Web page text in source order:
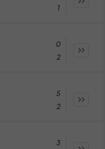
1
0
2
5
2
3